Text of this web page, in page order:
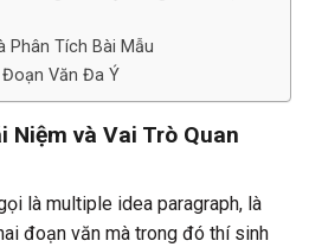
Phân Tích Bài Mẫu
Văn Đa Ý
Niệm và Vai Trò Quan
là multiple idea paragraph, là
đoạn văn mà trong đó thí sinh